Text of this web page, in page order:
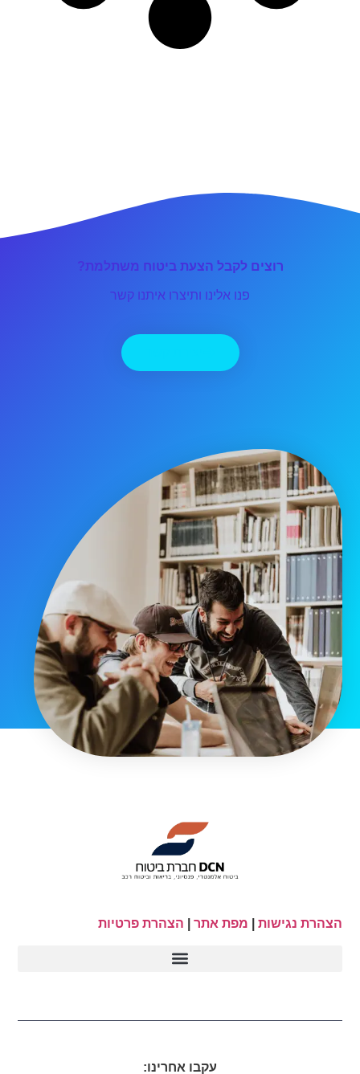
רוצים לקבל הצעת ביטוח משתלמת?
פנו אלינו ותיצרו איתנו קשר
הצהרת נגישות מפת אתר הצהרת פרטיות
עקבו אחרינו: